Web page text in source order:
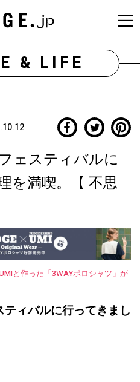
& LIFE
ェスティバルに
を満喫。【 不思
と作った「3WAYポロシャツ」が
ィバルに行ってきまし